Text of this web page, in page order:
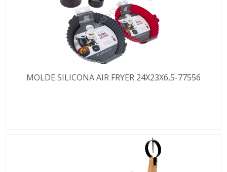
MOLDE SILICONA AIR FRYER 24X23X6,5-77556